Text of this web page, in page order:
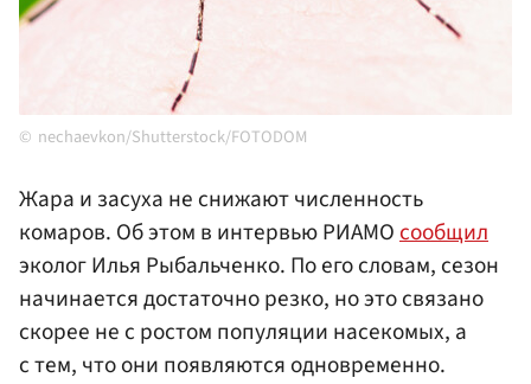
nechaevkon/Shutterstock/FOTODOM
Жара и засуха не снижают численность
комаров. Об этом в интервью РИАМОсообщил
эколог Илья Рыбальченко. По его словам, сезон
начинается достаточно резко, но это связано
скорее не с ростом популяции насекомых, а
с тем, что они появляются одновременно.